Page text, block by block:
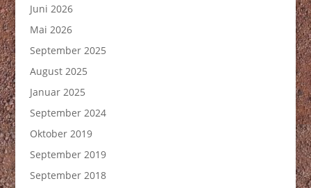
Juni 2026
Mai 2026
September 2025
August 2025
Januar 2025
September 2024
Oktober 2019
September 2019
September 2018